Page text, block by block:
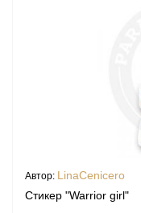
Автор: LinaCenicero
Стикер "Warrior girl"